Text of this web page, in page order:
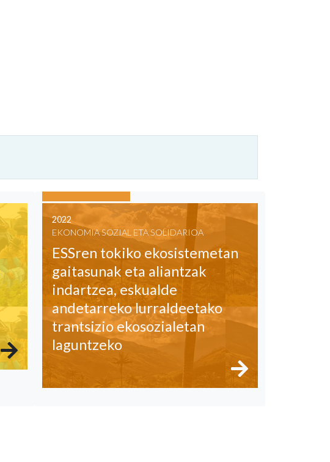
2022
EKONOMIA SOZIAL ETA SOLIDARIOA
ESSren tokiko ekosistemetan
gaitasunak eta aliantzak
indartzea, eskualde
andetarreko lurraldeetako
trantsizio ekosozialetan
laguntzeko